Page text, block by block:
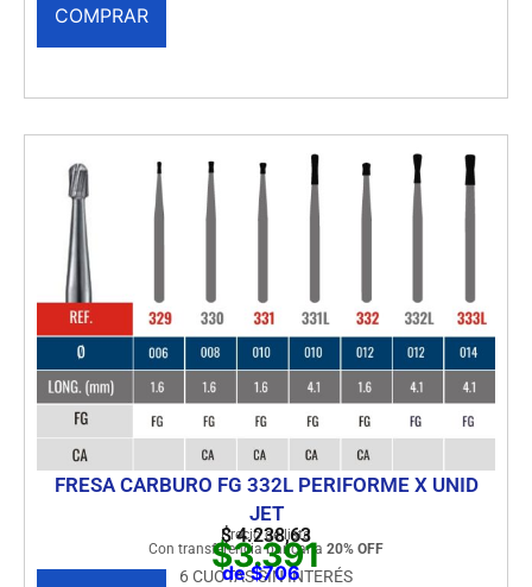
COMPRAR
FRESA CARBURO FG 332L PERIFORME X UNID
JET
Precio de lista
$4.238,63
Con transferencia bancaria 20% OFF
$3.391
6 CUOTAS SIN INTERÉS
de $706